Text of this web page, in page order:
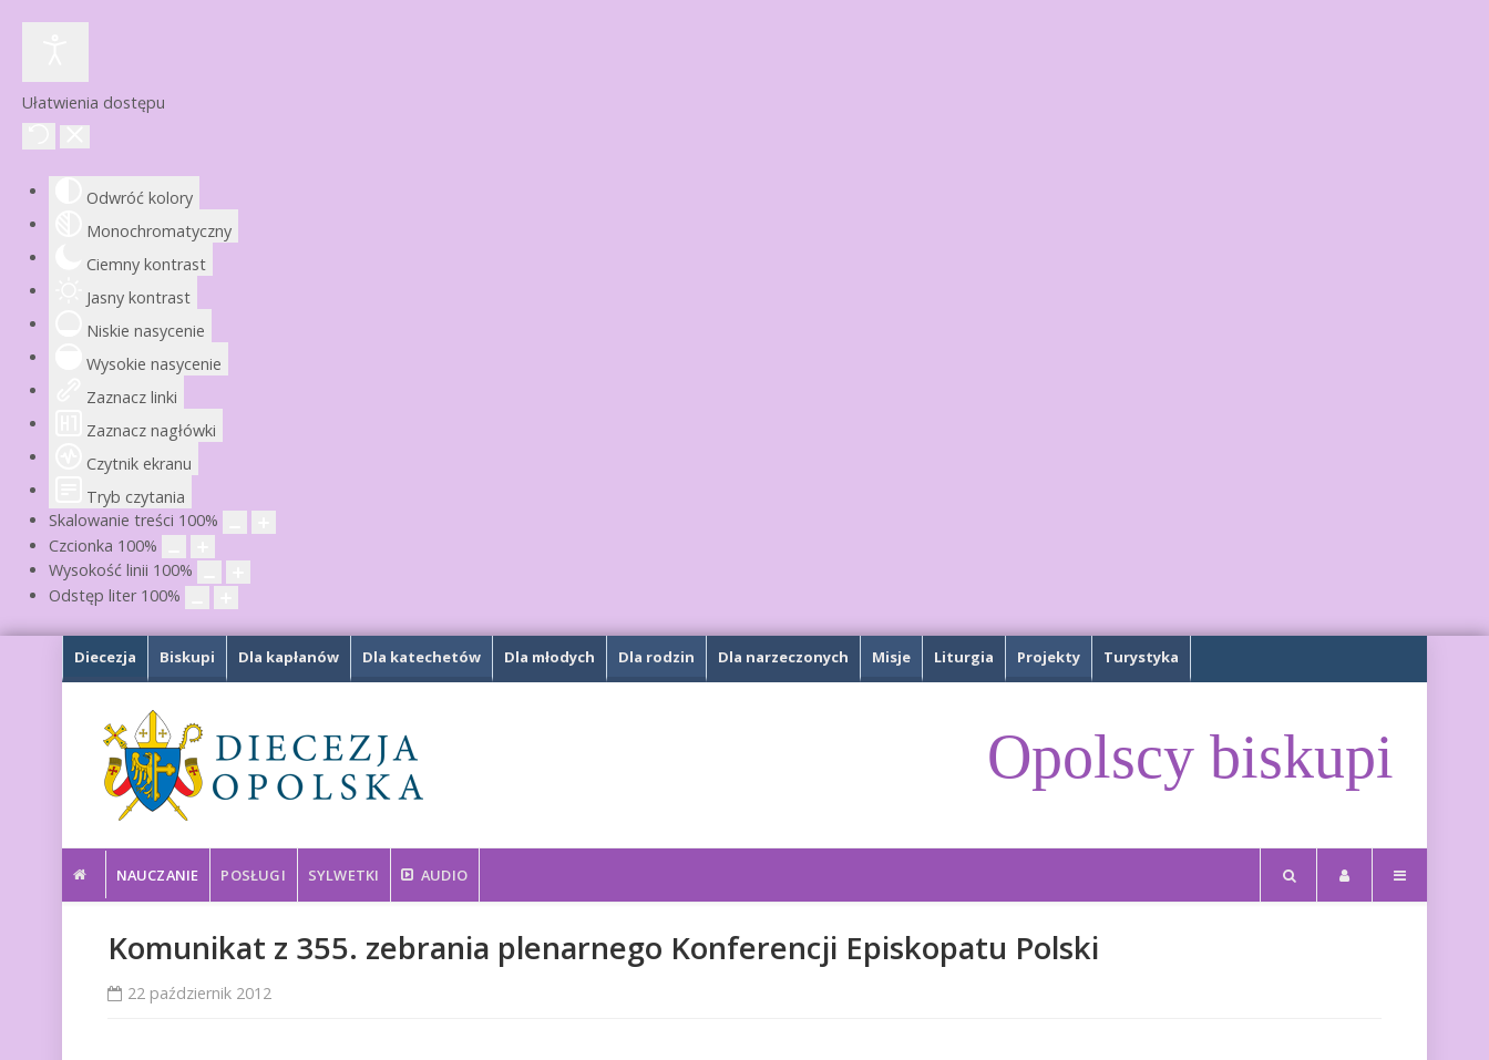
Ułatwienia dostępu
Odwróć kolory
Monochromatyczny
Ciemny kontrast
Jasny kontrast
Niskie nasycenie
Wysokie nasycenie
Zaznacz linki
Zaznacz nagłówki
Czytnik ekranu
Tryb czytania
Skalowanie treści 100%
Czcionka 100%
Wysokość linii 100%
Odstęp liter 100%
Diecezja Biskupi Dla kapłanów Dla katechetów Dla młodych Dla rodzin Dla narzeczonych Misje Liturgia Projekty Turystyka
Opolscy biskupi
NAUCZANIE POSŁUGI SYLWETKI AUDIO
Komunikat z 355. zebrania plenarnego Konferencji Episkopatu Polski
22 październik 2012